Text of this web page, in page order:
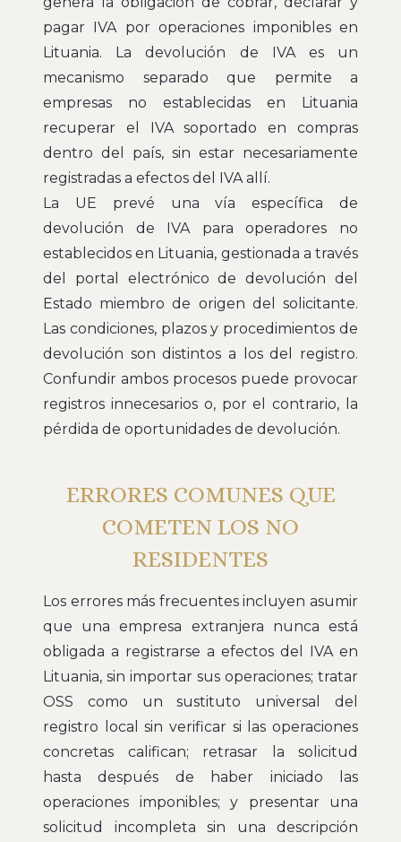
pagar IVA por operaciones imponibles en
Lituania. La devolución de IVA es un
mecanismo separado que permite a
empresas no establecidas en Lituania
recuperar el IVA soportado en compras
dentro del país, sin estar necesariamente
registradas a efectos del IVA allí.
La UE prevé una vía específica de
devolución de IVA para operadores no
establecidos en Lituania, gestionada a través
del portal electrónico de devolución del
Estado miembro de origen del solicitante.
Las condiciones, plazos y procedimientos de
devolución son distintos a los del registro.
Confundir ambos procesos puede provocar
registros innecesarios o, por el contrario, la
pérdida de oportunidades de devolución.
ERRORES COMUNES QUE
COMETEN LOS NO
RESIDENTES
Los errores más frecuentes incluyen asumir
que una empresa extranjera nunca está
obligada a registrarse a efectos del IVA en
Lituania, sin importar sus operaciones; tratar
OSS como un sustituto universal del
registro local sin verificar si las operaciones
concretas califican; retrasar la solicitud
hasta después de haber iniciado las
operaciones imponibles; y presentar una
solicitud incompleta sin una descripción